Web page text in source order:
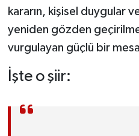
kararın, kişisel duygular ve
yeniden gözden
vurgulayan güçlü bir
İşte o şiir: